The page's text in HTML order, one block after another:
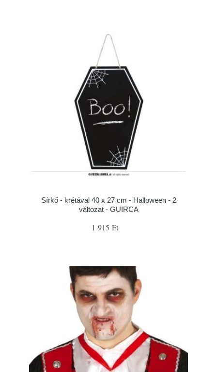
Sírkő - krétával 40 x 27 cm - Halloween - 2
változat - GUIRCA
1 915 Ft